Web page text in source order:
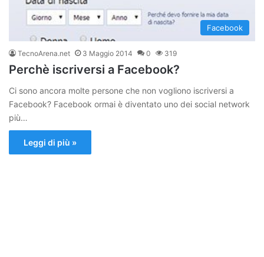
Facebook
TecnoArena.net 3 Maggio 2014 0 319
Perchè iscriversi a Facebook?
Ci sono ancora molte persone che non vogliono iscriversi a
Facebook? Facebook ormai è diventato uno dei social network
più…
Leggi di più »